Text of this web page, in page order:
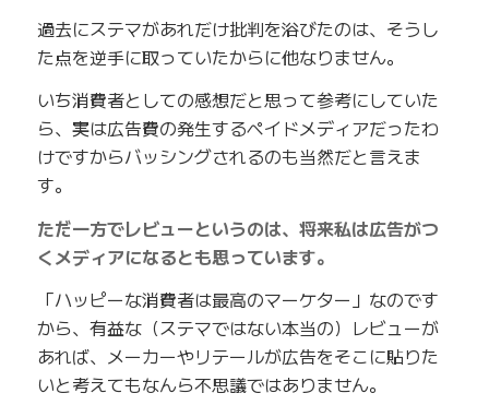
過去にステマがあれだけ批判を浴びたのは、そうし
た点を逆手に取っていたからに他なりません。
いち消費者としての感想だと思って参考にしていた
ら、実は広告費の発生するペイドメディアだったわ
けですからバッシングされるのも当然だと言えま
す。
ただ一方でレビューというのは、将来私は広告がつ
くメディアになるとも思っています。
「ハッピーな消費者は最高のマーケター」なのです
から、有益な（ステマではない本当の）レビューが
あれば、メーカーやリテールが広告をそこに貼りた
いと考えてもなんら不思議ではありません。